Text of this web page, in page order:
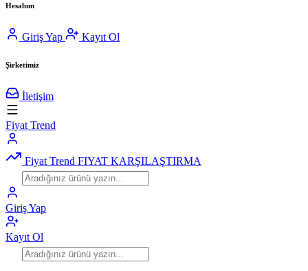
Hesabım
Giriş Yap Kayıt Ol
Şirketimiz
İletişim
Fiyat Trend
Fiyat Trend FIYAT KARŞILAŞTIRMA
Giriş Yap
Kayıt Ol